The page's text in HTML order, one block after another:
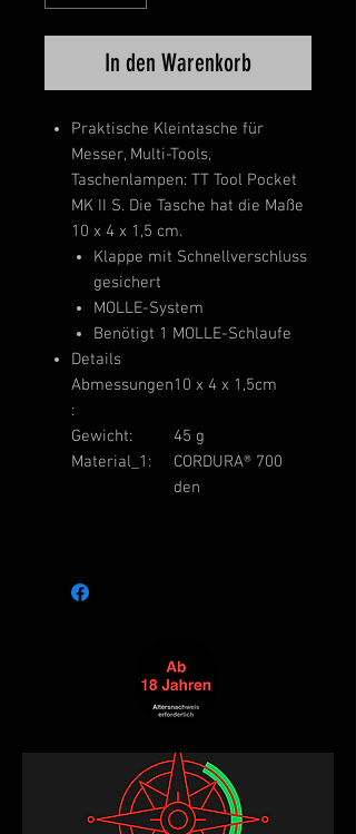
In den Warenkorb
Praktische Kleintasche für
Messer, Multi-Tools,
Taschenlampen: TT Tool Pocket
MK II S. Die Tasche hat die Maße
10 x 4 x 1,5 cm.
Klappe mit Schnellverschluss
gesichert
MOLLE-System
Benötigt 1 MOLLE-Schlaufe
Details
Abmessungen
:
10 x 4 x 1,5cm
Gewicht:
45 g
Material_1:
CORDURA® 700
den